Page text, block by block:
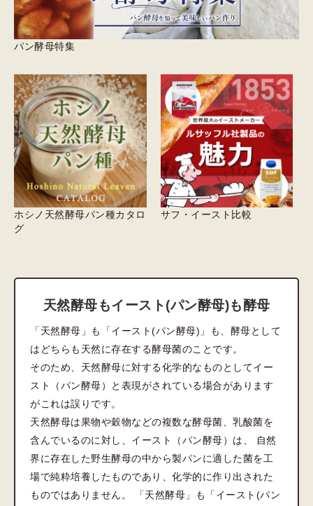
パン酵母特集
ホシノ天然酵母パン種カタロ
グ
サフ・イースト比較
天然酵母もイースト(パン酵母)も酵母
「天然酵母」も「イースト(パン酵母)」も、酵母として
はどちらも天然に存在する酵母菌のことです。
そのため、天然酵母に対する化学的なものとしてイー
スト（パン酵母）と表現がされている場合があります
がこれは誤りです。
天然酵母は果物や穀物などの複数な酵母菌、乳酸菌を
含んでいるのに対し、イースト（パン酵母）は、 自然
界に存在した野生酵母の中から製パンに適した菌を工
場で純粋培養したものであり、化学的に作り出された
ものではありません。 「天然酵母」も「イースト(パン